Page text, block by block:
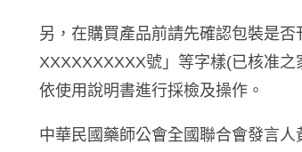
另，在購買產品前請先確認包裝是
XXXXXXXXXX號」等字樣(已核准之
依使用說明書進行採檢及操作。
中華民國藥師公會全國聯合會發言